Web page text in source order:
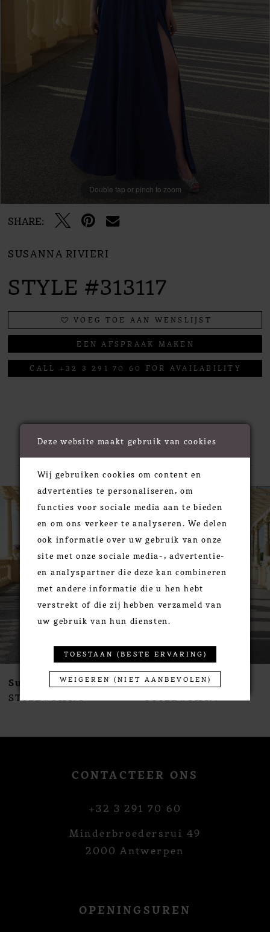
Double tap or pinch to zoom
SHARE:
SUSANNA RIVIERI
STYLE #313117
VOEG TOE AAN WENSLIJST
EEN AFSPRAAK MAKEN
CALL +32 3 291 70 60 FOR AVAILABILITY
RELATED PRODUCTS
Related
Products
Carousel
Skip
PAUSE AUTOPLAY
PREVIOUS SLIDE
NEXT SLIDE
0
3
4
5
6
10
11
12
14
Susanna Rivieri
STYLE #313178
Susanna Rivieri
STYLE #313177
CONTACTEER ONS
+32 3 291 70 60
Minderbroedersrui 49
2000 Antwerpen
OPENINGSUREN
Deze website maakt gebruik van cookies
Wij gebruiken cookies om content en
advertenties te personaliseren, om
functies voor sociale media aan te bieden
en om ons verkeer te analyseren. We delen
ook informatie over uw gebruik van onze
site met onze sociale media-, advertentie-
en analyspartner die deze kan combineren
met andere informatie die u hen hebt
verstrekt of die zij hebben verzameld van
uw gebruik van hun diensten.
TOESTAAN (BESTE ERVARING)
WEIGEREN (NIET AANBEVOLEN)